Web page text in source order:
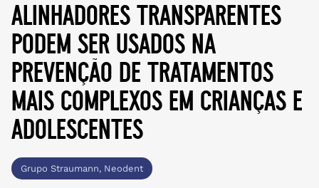
alinhadores transparentes
podem ser usados na
prevenção de tratamentos
mais complexos em crianças e
adolescentes
Grupo Straumann, Neodent